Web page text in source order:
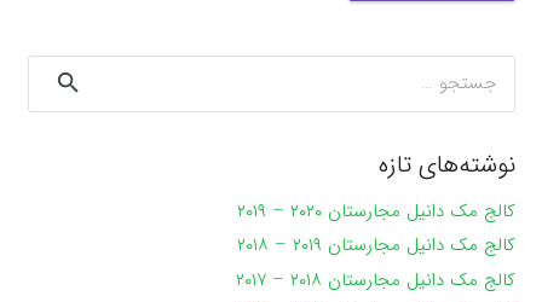
برای:
نوشته‌های تازه
کالج مک دانیل مجارستان ۲۰۲۰ – ۲۰۱۹
کالج مک دانیل مجارستان ۲۰۱۹ – ۲۰۱۸
کالج مک دانیل مجارستان ۲۰۱۸ – ۲۰۱۷